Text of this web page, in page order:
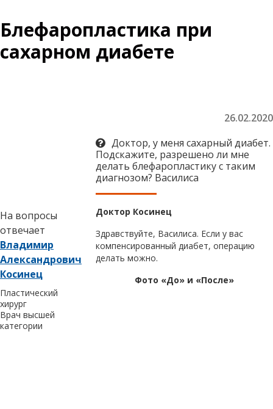
Блефаропластика при
сахарном диабете
На вопросы
отвечает
Владимир
Александрович
Косинец
Пластический
хирург
Врач высшей
категории
26.02.2020
Доктор, у меня сахарный диабет.
Подскажите, разрешено ли мне
делать блефаропластику с таким
диагнозом? Василиса
Доктор Косинец
Здравствуйте, Василиса. Если у вас
компенсированный диабет, операцию
делать можно.
Фото «До» и «После»